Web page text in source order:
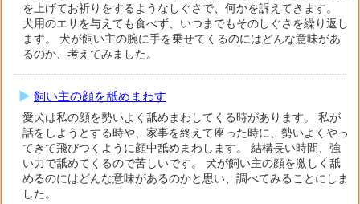
を上げてお祈りをするようなしぐさで、何かを訴えてきます。
犬用のエサを与えても食べず、いつまでもそのしぐさを繰り返し
ます。 犬が飼い主の腕に手を乗せてくるのにはどんな意味があ
るのか、考えてみました。
飼い主の顔を舐めまわす
愛犬は私の顔を勢いよく舐めまわしてくる時があります。 私が
話をしようとする時や、家事を終えて座った時に、勢いよくやっ
てきて飛びつくように顔中舐めまわします。 結構長い時間、強
い力で舐めてくるので苦しいです。 犬が飼い主の顔を激しく舐
めるのにはどんな意味があるのかと思い、調べてみることにしま
した。